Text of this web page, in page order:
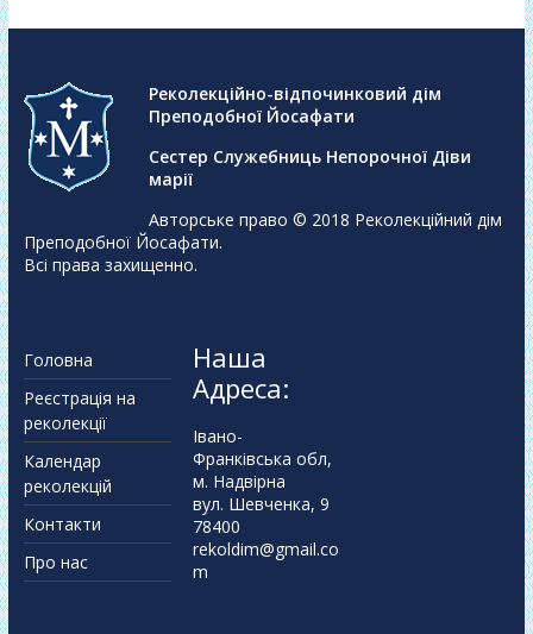
Реколекційно-відпочинковий дім
Преподобної Йосафати
Сестер Служебниць Непорочної Діви
марії
Авторське право © 2018 Реколекційний дім
Преподобної Йосафати.
Всі права захищенно.
Головна
Реєстрація на
реколекції
Календар
реколекцій
Контакти
Про нас
Наша
Адреса:
Івано-
Франківська обл,
м. Надвірна
вул. Шевченка, 9
78400
rekoldim@gmail.co
m